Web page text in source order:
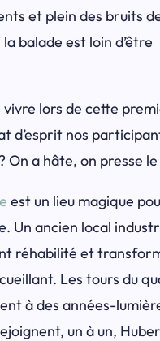
et plein des bruits
balade est loin d’être
vivre lors de cette
d’esprit nos
On a hâte, on presse le
est un lieu magique
Un ancien local
réhabilité et
Les tours du
à des années-
un à un,